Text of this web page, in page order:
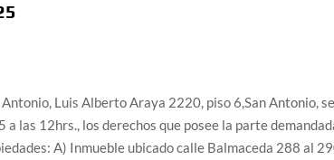
Luis Alberto Araya 2220, piso 6,San Antonio,
las 12hrs., los derechos que posee la parte
A) Inmueble ubicado calle Balmaceda 288 al